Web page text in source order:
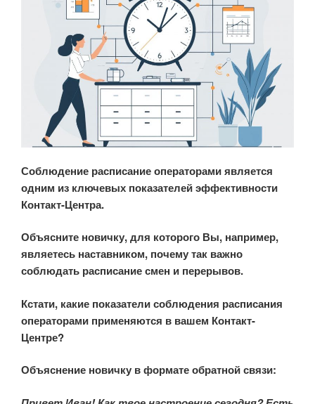
Соблюдение расписание операторами является
одним из ключевых показателей эффективности
Контакт-Центра.
Объясните новичку, для которого Вы, например,
являетесь наставником, почему так важно
соблюдать расписание смен и перерывов.
Кстати, какие показатели соблюдения расписания
операторами применяются в вашем Контакт-
Центре?
Объяснение новичку в формате обратной связи: